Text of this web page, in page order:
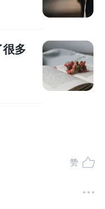
很多
赞